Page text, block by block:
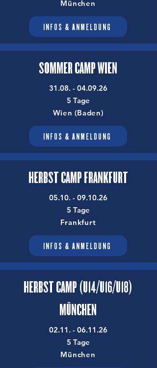
München
INFOS & ANMELDUNG
SOMMER CAMP WIEN
31.08. - 04.09.26
5 Tage
Wien (Baden)
​
INFOS & ANMELDUNG
HERBST CAMP FRANKFURT
05.10. - 09.10.26
5 Tage
Frankfurt
​
INFOS & ANMELDUNG
HERBST CAMP (U14/U16/U18)
MÜNCHEN
02.11. - 06.11.26
5 Tage
München
​